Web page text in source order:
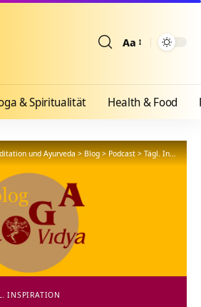
Aa
& Spiritualität Health & Food
und Ayurveda>Blog>Podcast>Tägl. Inspiration
INSPIRATION